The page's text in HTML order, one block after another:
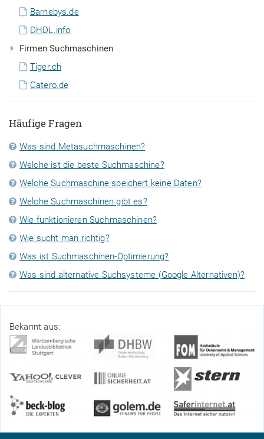
Barnebys.de
DHDL.info
Firmen Suchmaschinen
Tiger.ch
Catero.de
Häufige Fragen
Was sind Metasuchmaschinen?
Welche ist die beste Suchmaschine?
Welche Suchmaschine speichert keine Daten?
Welche Suchmaschinen gibt es?
Wie funktionieren Suchmaschinen?
Wie sucht man richtig?
Was ist Suchmaschinen-Optimierung?
Was sind alternative Suchsysteme (Google Alternativen)?
Bekannt aus: